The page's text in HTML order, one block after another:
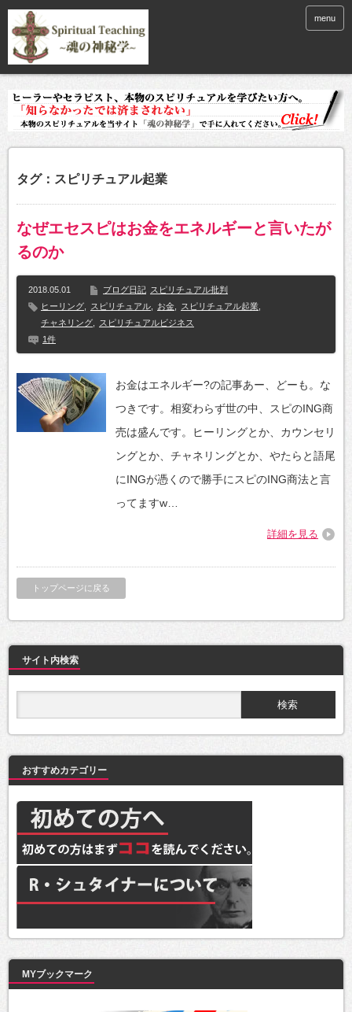
menu
タグ：スピリチュアル起業
なぜエセスピはお金をエネルギーと言いたが
るのか
2018.05.01 ブログ日記 スピリチュアル批判
ヒーリング
スピリチュアル お金 スピリチュアル起業
チャネリング
スピリチュアルビジネス
1件
お金はエネルギー?の記事あー、どーも。な
つきです。相変わらず世の中、スピのING商
売は盛んです。ヒーリングとか、カウンセリ
ングとか、チャネリングとか、やたらと語尾
にINGが憑くので勝手にスピのING商法と言
ってますw…
詳細を見る
トップページに戻る
サイト内検索
おすすめカテゴリー
MYブックマーク